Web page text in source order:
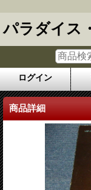
パラダイス
ログイン
商品詳細